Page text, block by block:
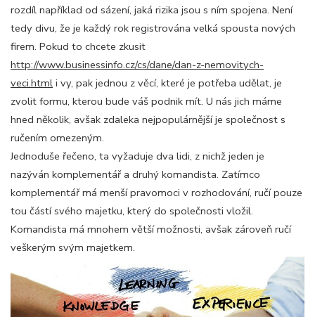
rozdíl například od sázení, jaká rizika jsou s ním spojena. Není
tedy divu, že je každý rok registrována velká spousta nových
firem. Pokud to chcete zkusit
http://www.businessinfo.cz/cs/dane/dan-z-nemovitych-
veci.html i vy, pak jednou z věcí, které je potřeba udělat, je
zvolit formu, kterou bude váš podnik mít. U nás jich máme
hned několik, avšak zdaleka nejpopulárnější je společnost s
ručením omezeným.
Jednoduše řečeno, ta vyžaduje dva lidi, z nichž jeden je
nazýván komplementář a druhý komandista. Zatímco
komplementář má menší pravomoci v rozhodování, ručí pouze
tou částí svého majetku, který do společnosti vložil.
Komandista má mnohem větší možnosti, avšak zároveň ručí
veškerým svým majetkem.